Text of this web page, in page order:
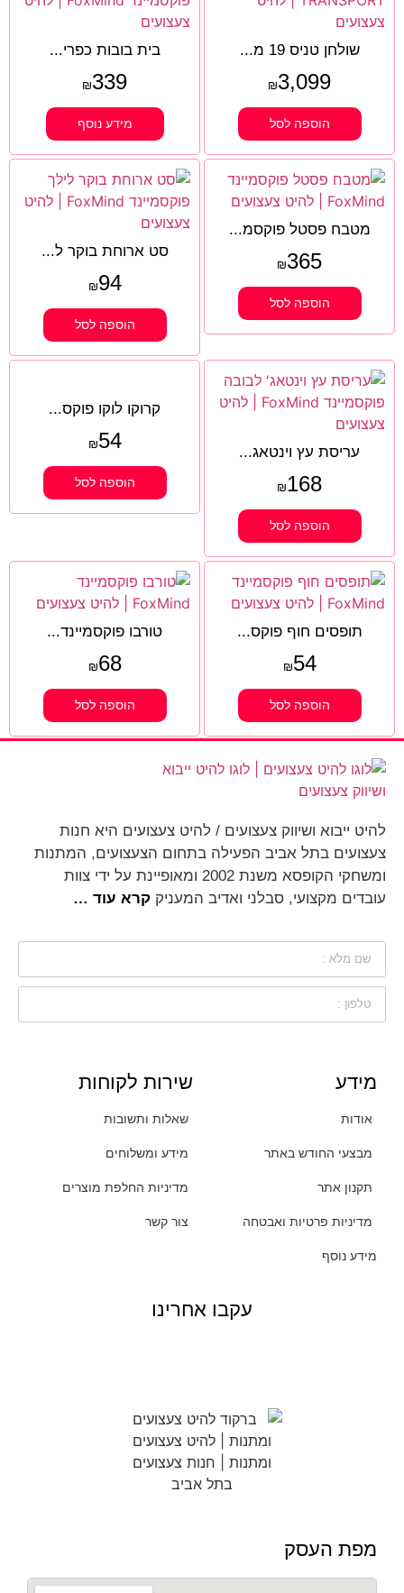
שולחן טניס 19 מ...
₪3,099
הוספה לסל
בית בובות כפרי...
₪339
מידע נוסף
מטבח פסטל פוקסמ...
₪365
הוספה לסל
סט ארוחת בוקר ל...
₪94
הוספה לסל
עריסת עץ וינטאג...
₪168
הוספה לסל
קרוקו לוקו פוקס...
₪54
הוספה לסל
תופסים חוף פוקס...
₪54
הוספה לסל
טורבו פוקסמיינד...
₪68
הוספה לסל
להיט ייבוא ושיווק צעצועים / להיט צעצועים היא חנות
צעצועים בתל אביב הפעילה בתחום הצעצועים, המתנות
ומשחקי הקופסא משנת 2002 ומאופיינת על ידי צוות
עובדים מקצועי, סבלני ואדיב המעניק קרא עוד …
מידע
אודות
מבצעי החודש באתר
תקנון אתר
מדיניות פרטיות ואבטחה
מידע נוסף
שירות לקוחות
שאלות ותשובות
מידע ומשלוחים
מדיניות החלפת מוצרים
צור קשר
עקבו אחרינו
מפת העסק